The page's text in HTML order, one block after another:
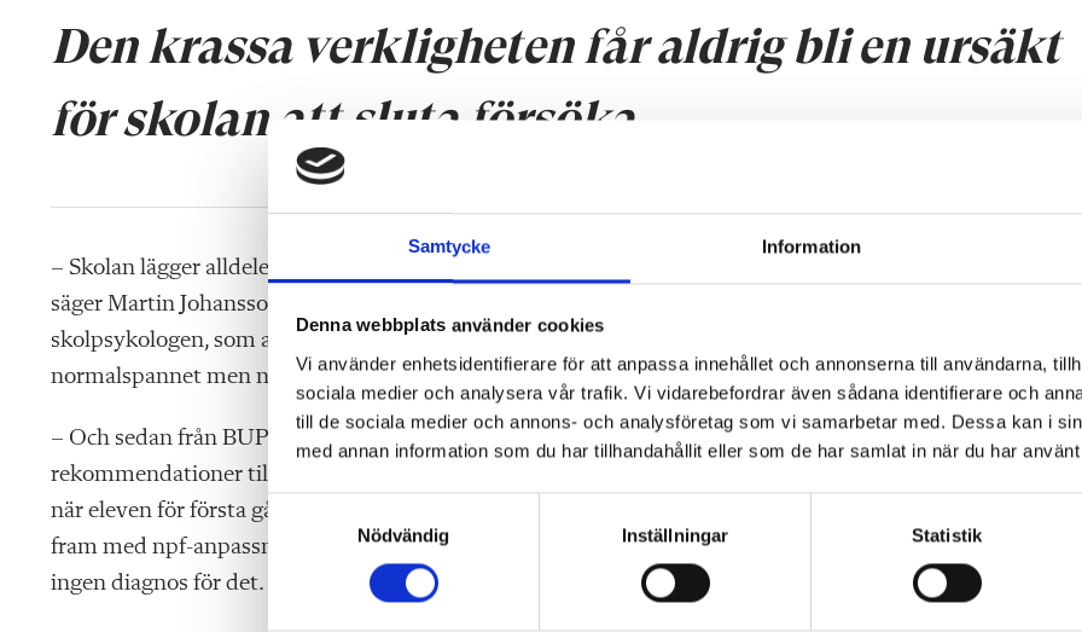
Samtycke Information
Denna webbplats använder cookies
Vi använder enhetsidentifierare för att anpassa innehållet och annonserna till användarna,
sociala medier och analysera vår trafik. Vi vidarebefordrar även sådana identifierare och
till de sociala medier och annons- och analysföretag som vi samarbetar med. Dessa kan i
med annan information som du har tillhandahållit eller som de har samlat in när du har
S
Nödvändig Inställningar Statistik
Den krassa verkligheten får aldrig bli en ursäkt
för skolan att sluta försöka.
– Skolan lägger alldeles för mycket tid och energi på att eleven
säger Martin Johansson. Under tiden går man bara och väntar på resultatet från utredningen. Först från
skolpsykologen, som allt som oftast bara bekräftar det man redan visste, att eleven har en begåvning inom
normalspannet men något lågt arbetsminne, och att det kan finnas anledning att utreda vidare.
– Och sedan från BUP, halvåret senare, som kommer fram till en adhd-diagnos och skickar
rekommendationer till skolan att undervisningen behöver anpassas efter detta. Men det visste vi ju redan
när eleven för första gången togs upp i elevhälsoteamet, kanske ett år tidigare! Vi kan redan där prova oss
fram med npf-anpassningar. Det står i skollagen att vi ska anpassa utifrån elevens svårigheter, det krävs
ingen diagnos för det.